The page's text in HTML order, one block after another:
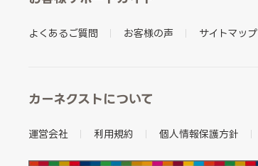
よくあるご質問 お客様の声 サイトマップ
カーネクストについて
運営会社 利用規約 個人情報保護方針